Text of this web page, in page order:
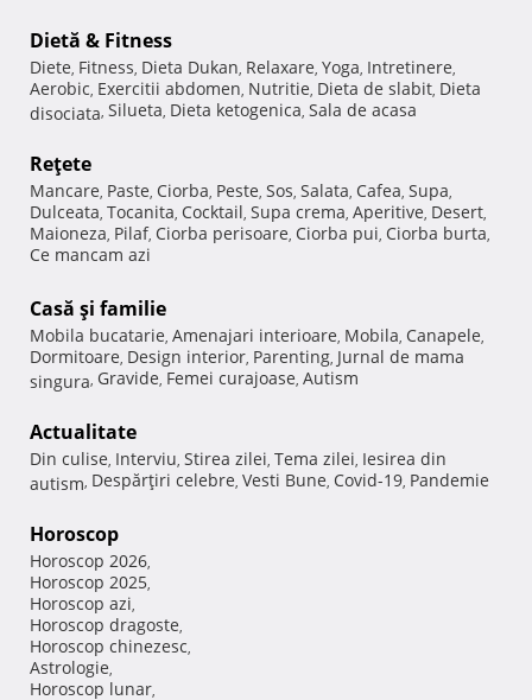
Dietă & Fitness
Diete, Fitness, Dieta Dukan, Relaxare, Yoga, Intretinere,
Aerobic, Exercitii abdomen, Nutritie, Dieta de slabit, Dieta
disociata, Silueta, Dieta ketogenica, Sala de acasa
Reţete
Mancare, Paste, Ciorba, Peste, Sos, Salata, Cafea, Supa,
Dulceata, Tocanita, Cocktail, Supa crema, Aperitive, Desert,
Maioneza, Pilaf, Ciorba perisoare, Ciorba pui, Ciorba burta,
Ce mancam azi
Casă şi familie
Mobila bucatarie, Amenajari interioare, Mobila, Canapele,
Dormitoare, Design interior, Parenting, Jurnal de mama
singura, Gravide, Femei curajoase, Autism
Actualitate
Din culise, Interviu, Stirea zilei, Tema zilei, Iesirea din
autism, Despărţiri celebre, Vesti Bune, Covid-19, Pandemie
Horoscop
Horoscop 2026,
Horoscop 2025,
Horoscop azi,
Horoscop dragoste,
Horoscop chinezesc,
Astrologie,
Horoscop lunar,